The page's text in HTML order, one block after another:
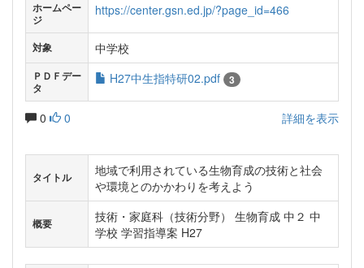
ホームペー
ジ
https://center.gsn.ed.jp/?page_id=466
対象 中学校
ＰＤＦデー
タ
H27中生指特研02.pdf 3
0 0 詳細を表示
タイトル
地域で利用されている生物育成の技術と社会
や環境とのかかわりを考えよう
概要
技術・家庭科（技術分野） 生物育成 中２ 中
学校 学習指導案 H27